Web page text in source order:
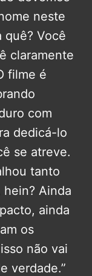
neste
quê? Você
claramente
filme é
com
dedicá-lo
se atreve.
tanto
Ainda
ainda
os
não vai
verdade.”